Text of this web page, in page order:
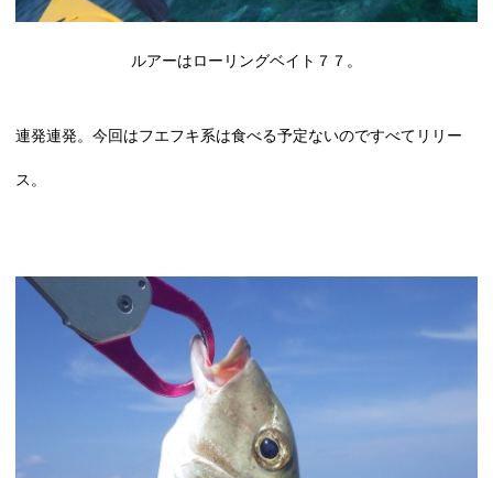
ルアーはローリングベイト７７。
連発連発。今回はフエフキ系は食べる予定ないのですべてリリー
ス。